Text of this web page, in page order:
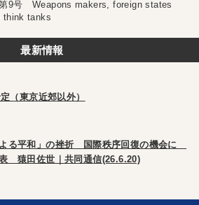
9号 Weapons makers, foreign states
think tanks
最新情報
（東京近郊以外）
よる平和」の挫折 国際秩序回復の機会に
猿田佐世｜共同通信(26.6.20)